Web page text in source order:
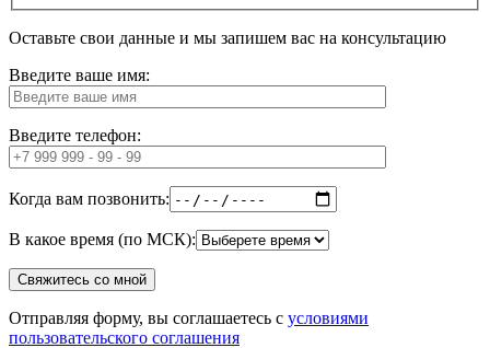
Оставьте свои данные и мы запишем вас на консультацию
Введите ваше имя:
Введите телефон:
Когда вам позвонить:
В какое время (по МСК):
Отправляя форму, вы соглашаетесь с условиями
пользовательского соглашения